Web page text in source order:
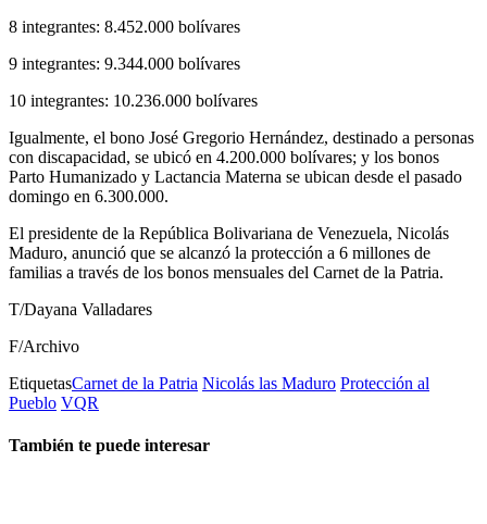
8 integrantes: 8.452.000 bolívares
9 integrantes: 9.344.000 bolívares
10 integrantes: 10.236.000 bolívares
Igualmente, el bono José Gregorio Hernández, destinado a personas
con discapacidad, se ubicó en 4.200.000 bolívares; y los bonos
Parto Humanizado y Lactancia Materna se ubican desde el pasado
domingo en 6.300.000.
El presidente de la República Bolivariana de Venezuela, Nicolás
Maduro, anunció que se alcanzó la protección a 6 millones de
familias a través de los bonos mensuales del Carnet de la Patria.
T/Dayana Valladares
F/Archivo
EtiquetasCarnet de la Patria Nicolás las Maduro Protección al
Pueblo VQR
También te puede interesar